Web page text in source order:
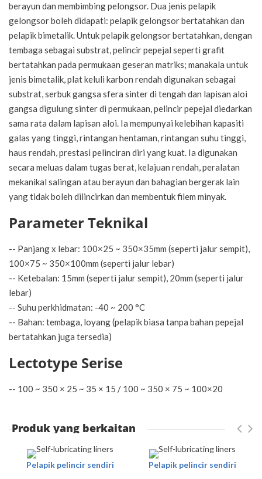
berayun dan membimbing pelongsor. Dua jenis pelapik
gelongsor boleh didapati: pelapik gelongsor bertatahkan dan
pelapik bimetalik. Untuk pelapik gelongsor bertatahkan, dengan
tembaga sebagai substrat, pelincir pepejal seperti grafit
bertatahkan pada permukaan geseran matriks; manakala untuk
jenis bimetalik, plat keluli karbon rendah digunakan sebagai
substrat, serbuk gangsa sfera sinter di tengah dan lapisan aloi
gangsa digulung sinter di permukaan, pelincir pepejal diedarkan
sama rata dalam lapisan aloi. Ia mempunyai kelebihan kapasiti
galas yang tinggi, rintangan hentaman, rintangan suhu tinggi,
haus rendah, prestasi pelinciran diri yang kuat. Ia digunakan
secara meluas dalam tugas berat, kelajuan rendah, peralatan
mekanikal salingan atau berayun dan bahagian bergerak lain
yang tidak boleh dilincirkan dan membentuk filem minyak.
Parameter Teknikal
-- Panjang x lebar: 100×25 ~ 350×35mm (seperti jalur sempit),
100×75 ~ 350×100mm (seperti jalur lebar)
-- Ketebalan: 15mm (seperti jalur sempit), 20mm (seperti jalur
lebar)
-- Suhu perkhidmatan: -40 ~ 200 °C
-- Bahan: tembaga, loyang (pelapik biasa tanpa bahan pepejal
bertatahkan juga tersedia)
Lectotype Serise
-- 100 ~ 350 × 25 ~ 35 × 15 / 100 ~ 350 × 75 ~ 100×20
Produk yang berkaitan
Pelapik pelincir sendiri Pelapik pelincir sendiri